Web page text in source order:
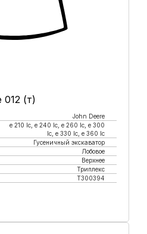
012 (т)
John Deere
e 210 lc, е 240 lc, e 260 lc, e 300
lc, e 330 lc, e 360 lc
Гусеничный экскаватор
Лобовое
Верхнее
Триплекс
T300394